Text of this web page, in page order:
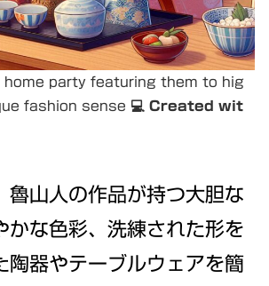
home party featuring them to hig
fashion sense 💻 Created wit
魯山人の作品が持つ大胆な
かな色彩、洗練された形を
陶器やテーブルウェアを簡